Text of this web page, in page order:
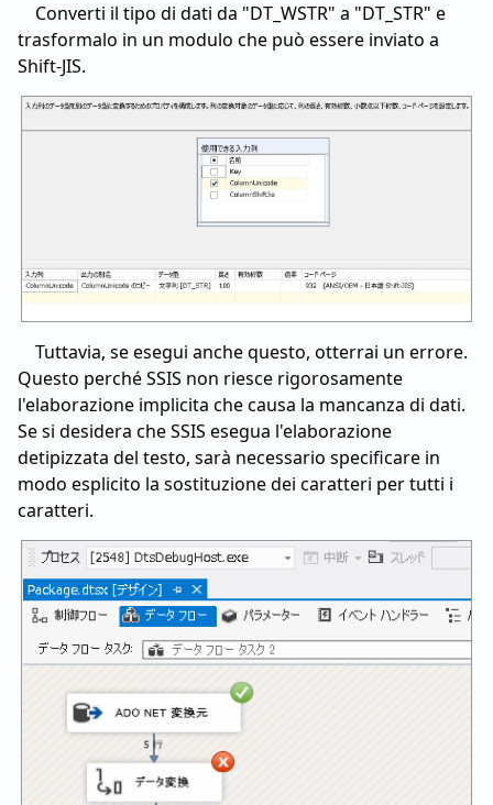
Converti il tipo di dati da "DT_WSTR" a "DT_STR" e
trasformalo in un modulo che può essere inviato a
Shift-JIS.
Tuttavia, se esegui anche questo, otterrai un errore.
Questo perché SSIS non riesce rigorosamente
l'elaborazione implicita che causa la mancanza di dati.
Se si desidera che SSIS esegua l'elaborazione
detipizzata del testo, sarà necessario specificare in
modo esplicito la sostituzione dei caratteri per tutti i
caratteri.